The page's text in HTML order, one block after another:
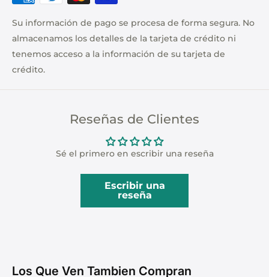
Su información de pago se procesa de forma segura. No
almacenamos los detalles de la tarjeta de crédito ni
tenemos acceso a la información de su tarjeta de
crédito.
Reseñas de Clientes
Sé el primero en escribir una reseña
Escribir una
reseña
Los Que Ven Tambien Compran